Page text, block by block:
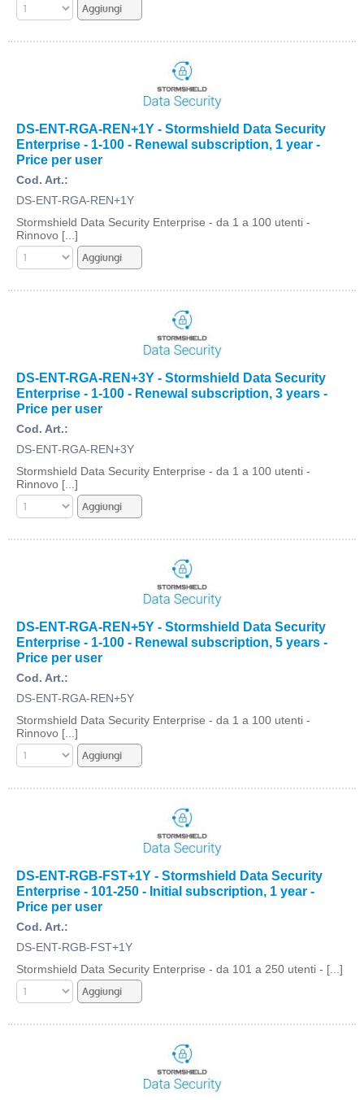
DS-ENT-RGA-REN+1Y - Stormshield Data Security
Enterprise - 1-100 - Renewal subscription, 1 year -
Price per user
Cod. Art.:
DS-ENT-RGA-REN+1Y
Stormshield Data Security Enterprise - da 1 a 100 utenti -
Rinnovo [...]
DS-ENT-RGA-REN+3Y - Stormshield Data Security
Enterprise - 1-100 - Renewal subscription, 3 years -
Price per user
Cod. Art.:
DS-ENT-RGA-REN+3Y
Stormshield Data Security Enterprise - da 1 a 100 utenti -
Rinnovo [...]
DS-ENT-RGA-REN+5Y - Stormshield Data Security
Enterprise - 1-100 - Renewal subscription, 5 years -
Price per user
Cod. Art.:
DS-ENT-RGA-REN+5Y
Stormshield Data Security Enterprise - da 1 a 100 utenti -
Rinnovo [...]
DS-ENT-RGB-FST+1Y - Stormshield Data Security
Enterprise - 101-250 - Initial subscription, 1 year -
Price per user
Cod. Art.:
DS-ENT-RGB-FST+1Y
Stormshield Data Security Enterprise - da 101 a 250 utenti - [...]